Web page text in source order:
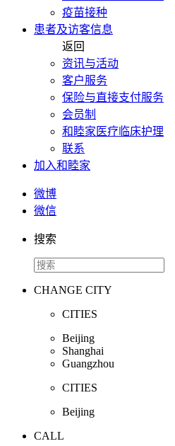
疫苗接种
患者及访客信息
返回
资讯与活动
客户服务
保险与直接支付服务
会员制
和睦家医疗临床护理
联系
加入和睦家
微博
微信
搜索
CHANGE CITY
CITIES
Beijing
Shanghai
Guangzhou
CITIES
Beijing
CALL